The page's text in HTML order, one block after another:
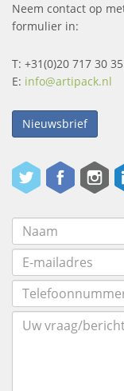
Neem contact op
formulier in:
T: +31(0)20 717 30 35
E: info@artipack.nl
Nieuwsbrief